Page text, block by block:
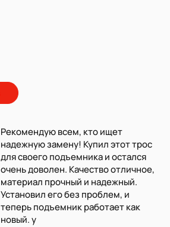
Рекомендую всем, кто ищет
надежную замену! Купил этот трос
для своего подъемника и остался
очень доволен. Качество отличное,
материал прочный и надежный.
Установил его без проблем, и
теперь подъемник работает как
новый. у